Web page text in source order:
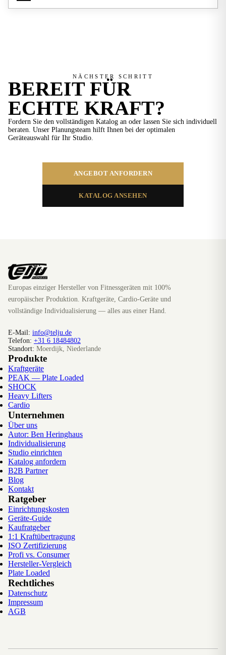
NÄCHSTER SCHRITT
BEREIT FÜR
ECHTE KRAFT?
Fordern Sie den vollständigen Katalog an oder lassen Sie sich individuell
beraten. Unser Planungsteam hilft Ihnen bei der optimalen
Geräteauswahl für Ihr Studio.
ANGEBOT ANFORDERN
KATALOG ANSEHEN
Europas einziger Hersteller von Fitnessgeräten mit 100%
europäischer Produktion. Kraftgeräte, Cardio-Geräte und
vollständige Individualisierung — alles aus einer Hand.
E-Mail: info@telju.de
Telefon: +31 6 18484802
Standort: Moerdijk, Niederlande
Produkte
Kraftgeräte
PEAK — Plate Loaded
SHOCK
Heavy Lifters
Cardio
Unternehmen
Über uns
Autor: Ben Heringhaus
Individualisierung
Studio einrichten
Katalog anfordern
B2B Partner
Blog
Kontakt
Ratgeber
Einrichtungskosten
Geräte-Guide
Kaufratgeber
1:1 Kraftübertragung
ISO Zertifizierung
Profi vs. Consumer
Hersteller-Vergleich
Plate Loaded
Rechtliches
Datenschutz
Impressum
AGB